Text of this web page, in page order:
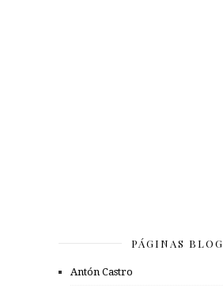
PÁGINAS BLOG
Antón Castro